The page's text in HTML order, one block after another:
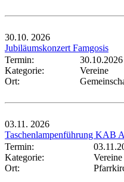
30.10. 2026
Jubiläumskonzert Famgosis
Termin:
Kategorie:
Vereine
Ort:
03.11. 2026
Taschenlampenführung KAB
Termin:
Kategorie:
Vereine
Ort: